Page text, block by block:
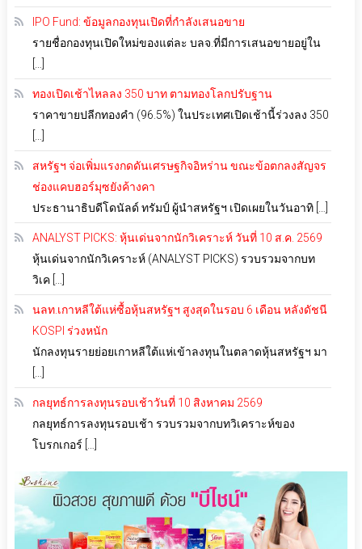
IPO Fund: ข้อมูลกองทุนเปิดที่กำลังเสนอขาย
รายชื่อกองทุนเปิดใหม่ของแต่ละ บลจ.ที่มีการเสนอขายอยู่ใน
[…]
ทองเปิดเช้าไหลลง 350 บาท ตามทองโลกปรับฐาน
ราคาขายปลีกทองคำ (96.5%) ในประเทศเปิดเช้านี้ร่วงลง 350
[…]
สหรัฐฯ จ่อเพิ่มแรงกดดันเศรษฐกิจอิหร่าน ขณะข้อตกลงสัญจร
ช่องแคบฮอร์มุซยังค้างคา
ประธานาธิบดีโดนัลด์ ทรัมป์ ผู้นำสหรัฐฯ เปิดเผยในวันอาทิ […]
ANALYST PICKS: หุ้นเด่นจากนักวิเคราะห์ วันที่ 10 ส.ค. 2569
หุ้นเด่นจากนักวิเคราะห์ (ANALYST PICKS) รวบรวมจากบท
วิเค […]
นลท.เกาหลีใต้แห่ซื้อหุ้นสหรัฐฯ สูงสุดในรอบ 6 เดือน หลังดัชนี
KOSPI ร่วงหนัก
นักลงทุนรายย่อยเกาหลีใต้แห่เข้าลงทุนในตลาดหุ้นสหรัฐฯ มา
[…]
กลยุทธ์การลงทุนรอบเช้าวันที่ 10 สิงหาคม 2569
กลยุทธ์การลงทุนรอบเช้า รวบรวมจากบทวิเคราะห์ของ
โบรกเกอร์ […]